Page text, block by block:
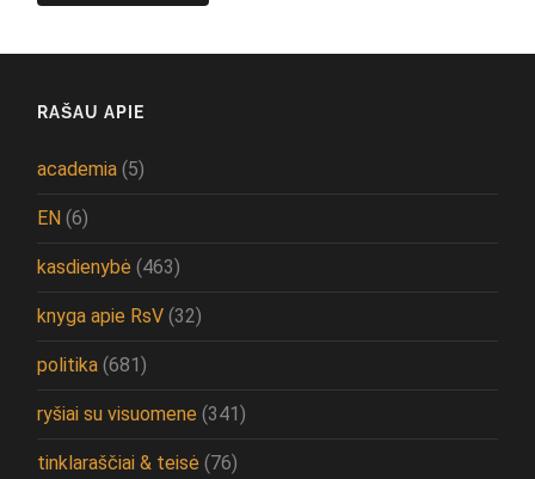
RAŠAU APIE
academia (5)
EN (6)
kasdienybė (463)
knyga apie RsV (32)
politika (681)
ryšiai su visuomene (341)
tinklaraščiai & teisė (76)